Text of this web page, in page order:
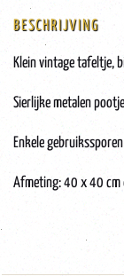
BESCHRIJVING
Klein vintage tafeltje,
Sierlijke metalen
Enkele
Afmeting: 40 x 40 cm